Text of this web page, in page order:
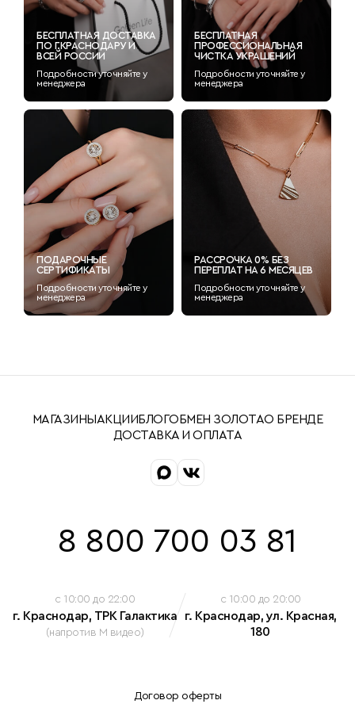
БЕСПЛАТНАЯ ДОСТАВКА
ПО Г.КРАСНОДАРУ И
ВСЕЙ РОССИИ
Подробности уточняйте у
менеджера
БЕСПЛАТНАЯ
ПРОФЕССИОНАЛЬНАЯ
ЧИСТКА УКРАШЕНИЙ
Подробности уточняйте у
менеджера
ПОДАРОЧНЫЕ
СЕРТИФИКАТЫ
Подробности уточняйте у
менеджера
РАССРОЧКА 0% БЕЗ
ПЕРЕПЛАТ НА 6 МЕСЯЦЕВ
Подробности уточняйте у
менеджера
МАГАЗИНЫ АКЦИИБЛОГОБМЕН ЗОЛОТАО БРЕНДЕ
ДОСТАВКА И ОПЛАТА
8 800 700 03 81
c 10:00 до 22:00
г. Краснодар, ТРК Галактика
(напротив М видео)
c 10:00 до 20:00
г. Краснодар, ул. Красная,
180
Договор оферты